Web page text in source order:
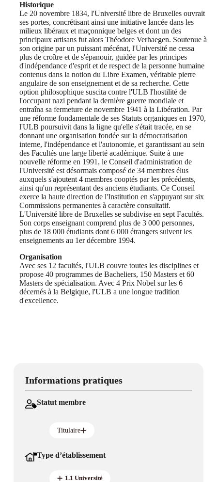
Historique
Le 20 novembre 1834, l'Université libre de Bruxelles ouvrait
ses portes, concrétisant ainsi une initiative lancée dans les
milieux libéraux et maçonnique belges et dont un des
principaux artisans fut alors Théodore Verhaegen. Soutenue à
son origine par un puissant mécénat, l'Université ne cessa
plus de croître et de s'épanouir, guidée par les principes
d'indépendance d'esprit et de respect de la personne humaine
contenus dans la notion du Libre Examen, véritable pierre
angulaire de son enseignement et de sa recherche. Cette
option philosophique suscita contre l'ULB l'hostilité de
l'occupant nazi pendant la dernière guerre mondiale et
entraîna sa fermeture de novembre 1941 à la Libération. Par
une réforme fondamentale de ses Statuts organiques en 1970,
l'ULB poursuivit dans la ligne qu'elle s'était tracée, en se
donnant une organisation fondée sur la démocratisation
interne, l'indépendance et l'autonomie, et garantissant au sein
des Facultés une large liberté académique. Suite à une
nouvelle réforme en 1991, le Conseil d'administration de
l'Université est désormais composé de 34 membres élus
auxquels s'ajoutent 4 membres cooptés par les précédents,
ainsi qu'un représentant des anciens étudiants. Ce Conseil
exerce la haute direction de l'Institution en s'appuyant sur six
Commissions permanentes à caractère consultatif.
L'Université libre de Bruxelles se subdivise en sept Facultés.
Son corps enseignant comprend plus de 3 000 personnes,
plus de 18 000 étudiants dont 6 000 étrangers suivent les
enseignements au 1er décembre 1994.
Organisation
Avec ses 12 facultés, l'ULB couvre toutes les disciplines et
propose 40 programmes de Bacheliers, 150 Masters et 60
Masters de spécialisation. Avec 4 Prix Nobel sur les 6
décernés à la Belgique, l'ULB a une longue tradition
d'excellence.
Informations pratiques
Statut membre
Titulaire
Type d’établissement
1.1 Université